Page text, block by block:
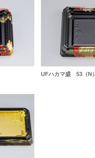
UFハカマ盛 53（N）